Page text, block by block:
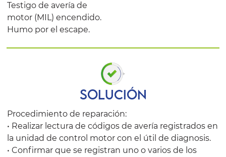
Testigo de avería de
motor (MIL) encendido.
Humo por el escape.
SOLUCIÓN
Procedimiento de reparación:
• Realizar lectura de códigos de avería registrados en
la unidad de control motor con el útil de diagnosis.
• Confirmar que se registran uno o varios de los